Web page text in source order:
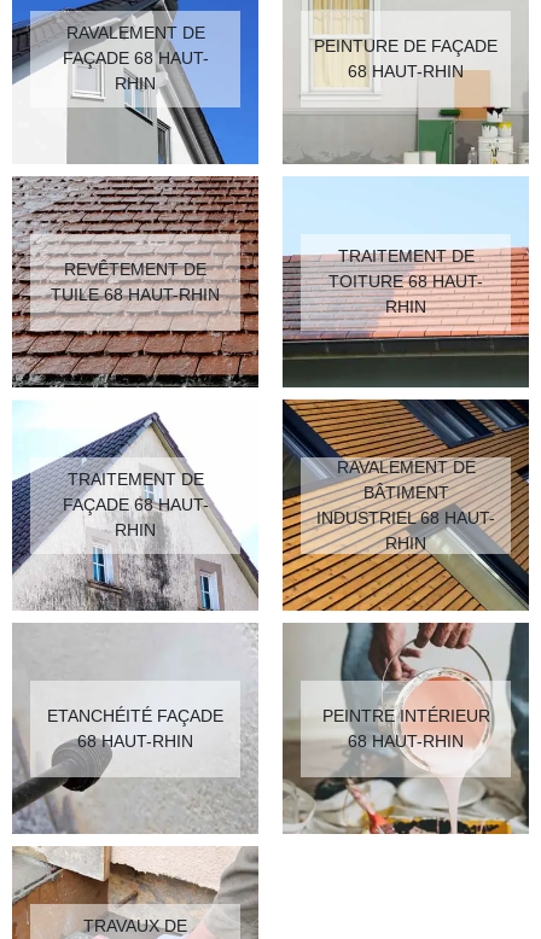
RAVALEMENT DE
FAÇADE 68 HAUT-
RHIN
PEINTURE DE FAÇADE
68 HAUT-RHIN
REVÊTEMENT DE
TUILE 68 HAUT-RHIN
TRAITEMENT DE
TOITURE 68 HAUT-
RHIN
TRAITEMENT DE
FAÇADE 68 HAUT-
RHIN
RAVALEMENT DE
BÂTIMENT
INDUSTRIEL 68 HAUT-
RHIN
ETANCHÉITÉ FAÇADE
68 HAUT-RHIN
PEINTRE INTÉRIEUR
68 HAUT-RHIN
TRAVAUX DE